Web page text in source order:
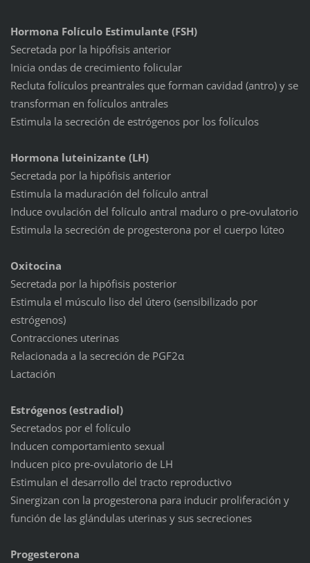
Hormona Folículo Estimulante (FSH)
Secretada por la hipófisis anterior
Inicia ondas de crecimiento folicular
Recluta folículos preantrales que forman cavidad (antro) y se
transforman en folículos antrales
Estimula la secreción de estrógenos por los folículos
Hormona luteinizante (LH)
Secretada por la hipófisis anterior
Estimula la maduración del folículo antral
Induce ovulación del folículo antral maduro o pre-ovulatorio
Estimula la secreción de progesterona por el cuerpo lúteo
Oxitocina
Secretada por la hipófisis posterior
Estimula el músculo liso del útero (sensibilizado por
estrógenos)
Contracciones uterinas
Relacionada a la secreción de PGF2α
Lactación
Estrógenos (estradiol)
Secretados por el folículo
Inducen comportamiento sexual
Inducen pico pre-ovulatorio de LH
Estimulan el desarrollo del tracto reproductivo
Sinergizan con la progesterona para inducir proliferación y
función de las glándulas uterinas y sus secreciones
Progesterona